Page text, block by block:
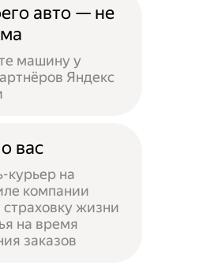
авто — не
машину у
Яндекс
вас
курьер на
компании
страховку жизни
на время
заказов